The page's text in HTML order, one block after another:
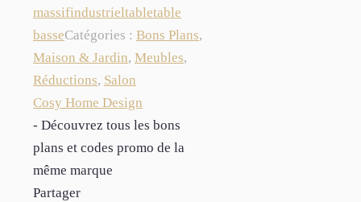
massifindustrieltabletable
basseCatégories : Bons Plans,
Maison & Jardin, Meubles,
Réductions, Salon
Cosy Home Design
- Découvrez tous les bons
plans et codes promo de la
même marque
Partager